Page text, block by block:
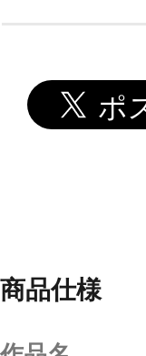
商品仕様